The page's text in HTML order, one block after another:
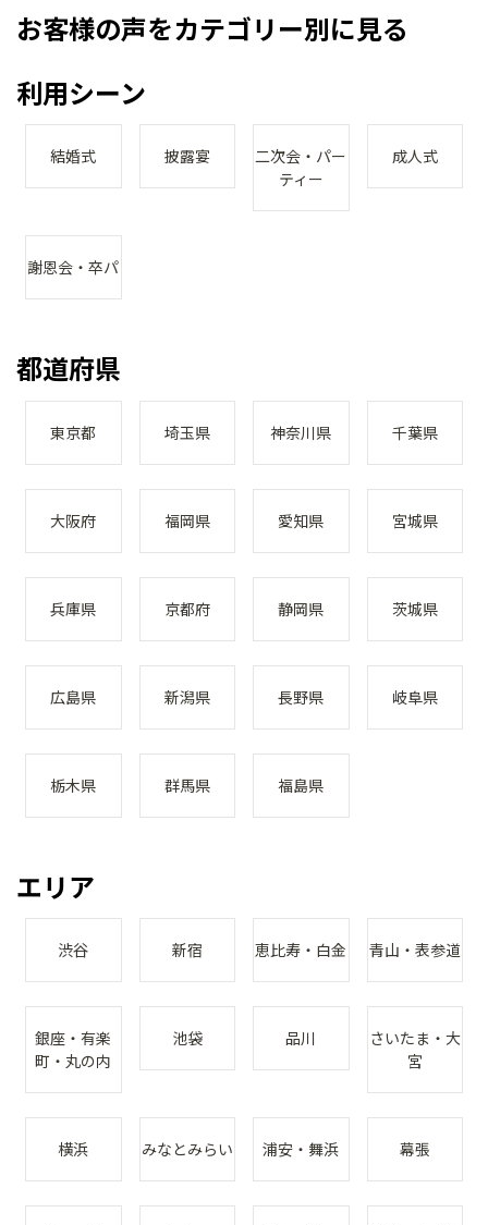
お客様の声をカテゴリー別に見る
利用シーン
結婚式 披露宴
二次会・パー
ティー
成人式
謝恩会・卒パ
都道府県
東京都 埼玉県 神奈川県 千葉県
大阪府 福岡県 愛知県 宮城県
兵庫県 京都府 静岡県 茨城県
広島県 新潟県 長野県 岐阜県
栃木県 群馬県 福島県
エリア
渋谷 新宿 恵比寿・白金 青山・表参道
銀座・有楽
町・丸の内
池袋 品川
さいたま・大
宮
横浜 みなとみらい 浦安・舞浜 幕張